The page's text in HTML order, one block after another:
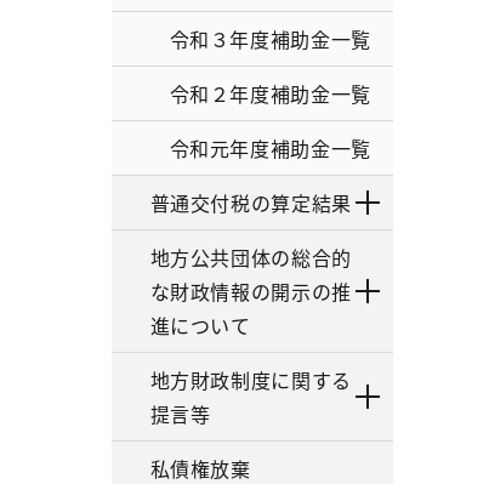
令和３年度補助金一覧
令和２年度補助金一覧
令和元年度補助金一覧
普通交付税の算定結果
地方公共団体の総合的
な財政情報の開示の推
進について
地方財政制度に関する
提言等
私債権放棄